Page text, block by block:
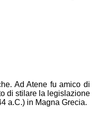
Ad Atene fu amico di
di stilare la legislazione
a.C.) in Magna Grecia.